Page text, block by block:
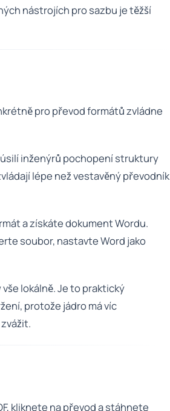
nástrojích pro sazbu je těžší
pro převod formátů zvládne
inženýrů pochopení struktury
lépe než vestavěný převodník
a získáte dokument Wordu.
soubor, nastavte Word jako
lokálně. Je to praktický
protože jádro má víc
kliknete na převod a stáhnete